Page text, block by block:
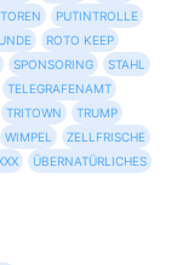
PUTINTROLLE
ROTO KEEP
SPONSORING
STAHL
TELEGRAFENAMT
TRITOWN
TRUMP
WIMPEL
ZELLFRISCHE
ÜBERNATÜRLICHES